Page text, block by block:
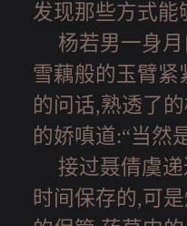
发现那些方式能
杨若男一身
雪藕般的玉臂紧
的问话,熟透了
的娇嗔道:“当然
接过聂倩虞
时间保存的,可